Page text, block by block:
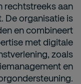
rechtstreeks aan
De organisatie is
en combineert
met digitale
zoals
en